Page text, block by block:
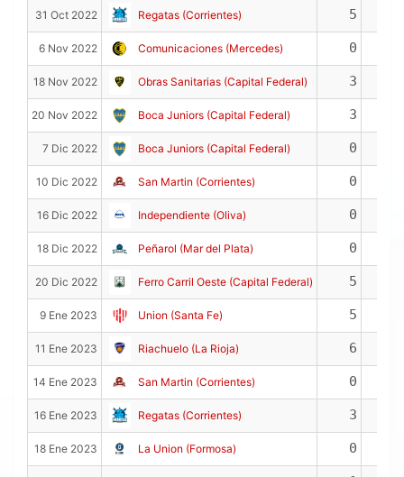
31 Oct 2022 Regatas (Corrientes) 5
6 Nov 2022 Comunicaciones (Mercedes) 0
18 Nov 2022 Obras Sanitarias (Capital Federal) 3
20 Nov 2022 Boca Juniors (Capital Federal) 3
7 Dic 2022 Boca Juniors (Capital Federal) 0
10 Dic 2022 San Martin (Corrientes) 0
16 Dic 2022 Independiente (Oliva) 0
18 Dic 2022 Peñarol (Mar del Plata) 0
20 Dic 2022 Ferro Carril Oeste (Capital Federal) 5
9 Ene 2023 Union (Santa Fe) 5
11 Ene 2023 Riachuelo (La Rioja) 6
14 Ene 2023 San Martin (Corrientes) 0
16 Ene 2023 Regatas (Corrientes) 3
18 Ene 2023 La Union (Formosa) 0